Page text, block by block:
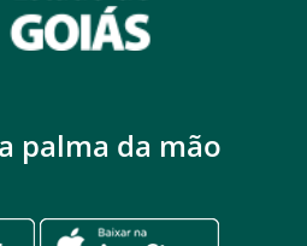
palma da mão